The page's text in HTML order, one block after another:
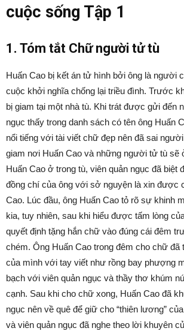
cuộc sống Tập 1
1. Tóm tắt Chữ người tử tù
Huấn Cao bị kết án tử hình bởi ông là người
cuộc khởi nghĩa chống lại triều đình. Trước
bị giam tại một nhà tù. Khi trát được gửi đến
ngục thấy trong danh sách có tên ông Huấn
nổi tiếng với tài viết chữ đẹp nên đã sai
giam nơi Huấn Cao và những người tử tù sẽ
Huấn Cao ở trong tù, viên quản ngục đã biệt
đồng chí của ông với sở nguyện là xin được
Cao. Lúc đầu, ông Huấn Cao tỏ rõ sự khinh
kia, tuy nhiên, sau khi hiểu được tấm lòng
quyết định tặng hắn chữ vào đúng cái đêm
chém. Ông Huấn Cao trong đêm cho chữ đã
của mình với tay viết như rồng bay phượng
bạch với viên quản ngục và thầy thơ khúm
cạnh. Sau khi cho chữ xong, Huấn Cao đã
ngục nên về quê để giữ cho “thiên lương”
và viên quản ngục đã nghe theo lời khuyên